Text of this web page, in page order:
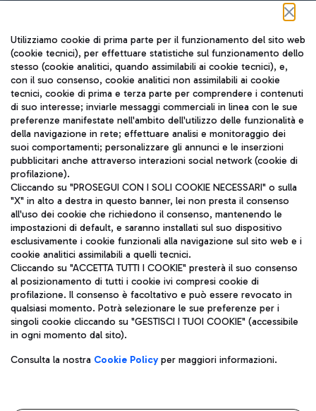
Seguici sui social
TRAVEL JOURNAL
ITA
Aeroporti di Roma S.p.A. - Società soggetta a direzione e
coordinamento di Mundys S.p.A.
Codice fiscale e Registro delle Imprese di Roma 13032990155 P.
IVA 06572251004
Capitale sociale 62.224.743,00 int. vers.
Sede legale: Via Pier Paolo Racchetti 1 - 00054 Fiumicino (RM)
telefono +39 06 65951
Privacy policy
Note legali
Utilizziamo cookie di prima parte per il funzionamento del sito web
(cookie tecnici), per effettuare statistiche sul funzionamento dello
stesso (cookie analitici, quando assimilabili ai cookie tecnici), e,
con il suo consenso, cookie analitici non assimilabili ai cookie
tecnici, cookie di prima e terza parte per comprendere i contenuti
di suo interesse; inviarle messaggi commerciali in linea con le sue
preferenze manifestate nell'ambito dell'utilizzo delle funzionalità e
della navigazione in rete; effettuare analisi e monitoraggio dei
suoi comportamenti; personalizzare gli annunci e le inserzioni
pubblicitari anche attraverso interazioni social network (cookie di
profilazione).
Cliccando su "PROSEGUI CON I SOLI COOKIE NECESSARI" o sulla
"X" in alto a destra in questo banner, lei non presta il consenso
all'uso dei cookie che richiedono il consenso, mantenendo le
impostazioni di default, e saranno installati sul suo dispositivo
esclusivamente i cookie funzionali alla navigazione sul sito web e i
cookie analitici assimilabili a quelli tecnici.
Cliccando su "ACCETTA TUTTI I COOKIE" presterà il suo consenso
al posizionamento di tutti i cookie ivi compresi cookie di
profilazione. Il consenso è facoltativo e può essere revocato in
qualsiasi momento. Potrà selezionare le sue preferenze per i
singoli cookie cliccando su "GESTISCI I TUOI COOKIE" (accessibile
in ogni momento dal sito).
Consulta la nostra Cookie Policyper maggiori informazioni.